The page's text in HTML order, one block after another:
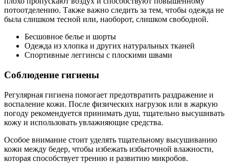
потоотделению. Также важно следить за тем, чтобы одежда не
была слишком тесной или, наоборот, слишком свободной.
Бесшовное белье и шорты
Одежда из хлопка и других натуральных тканей
Спортивные леггинсы с плоскими швами
Соблюдение гигиены
Регулярная гигиена помогает предотвратить раздражение и
воспаление кожи. После физических нагрузок или в жаркую
погоду рекомендуется принимать душ, тщательно высушивать
кожу и использовать увлажняющие средства.
Особое внимание стоит уделять тщательному высушиванию
кожи между бедер, чтобы избежать избыточной влажности,
которая способствует трению и развитию микробов.